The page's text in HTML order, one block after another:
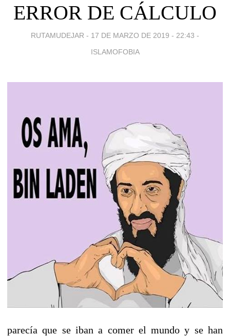
ERROR DE CÁLCULO
RUTAMUDEJAR - 17 DE MARZO DE 2019 - 22:43 -
ISLAMOFOBIA
parecía que se iban a comer el mundo y se han